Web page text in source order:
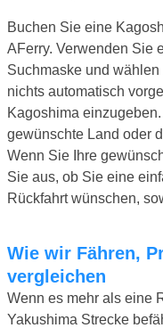
Buchen Sie eine
AFerry. Verwenden Sie
Suchmaske und
nichts automatisch
Kagoshima
gewünschte Land oder
Wenn Sie Ihre
Sie aus, ob Sie eine
Rückfahrt wünschen,
Wie wir Fähren, Preise und Abfahrtszeiten
vergleichen
Wenn es mehr als eine
Yakushima Strecke